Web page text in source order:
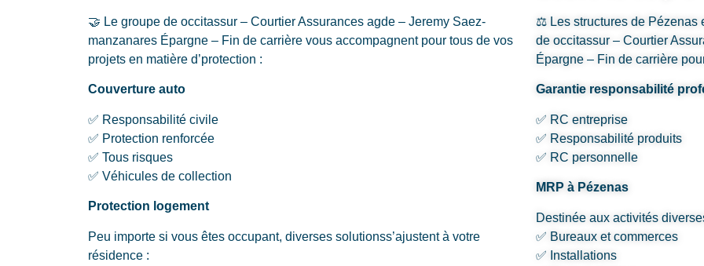
🤝 Le groupe de occitassur – Courtier Assurances agde – Jeremy Saez-
manzanares Épargne – Fin de carrière vous accompagnent pour tous de vos
projets en matière d’protection :
Couverture auto
✅ Responsabilité civile
✅ Protection renforcée
✅ Tous risques
✅ Véhicules de collection
Protection logement
Peu importe si vous êtes occupant, diverses solutionss’ajustent à votre
résidence :
⚖️ Les structures de Pézenas
de occitassur – Courtier
Épargne – Fin de carrière
Garantie responsabilité
✅ RC entreprise
✅ Responsabilité produits
✅ RC personnelle
MRP à Pézenas
Destinée aux activités
✅ Bureaux et commerces
✅ Installations